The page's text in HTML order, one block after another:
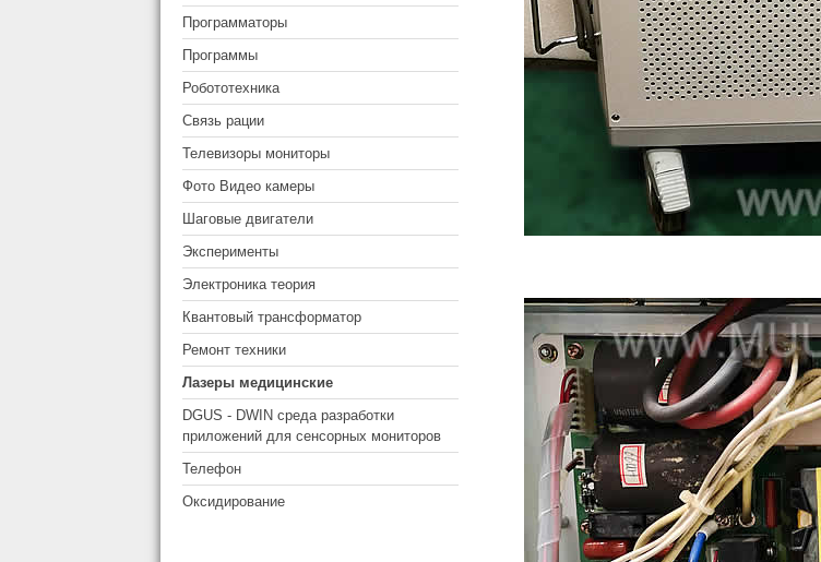
Программаторы
Программы
Робототехника
Связь рации
Телевизоры мониторы
Фото Видео камеры
Шаговые двигатели
Эксперименты
Электроника теория
Квантовый трансформатор
Ремонт техники
Лазеры медицинские
DGUS - DWIN среда разработки
приложений для сенсорных мониторов
Телефон
Оксидирование